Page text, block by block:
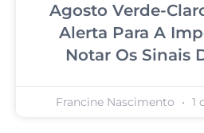
Agosto Verde-
Alerta Para A
Notar Os Sinais
Francine Nascimento 1